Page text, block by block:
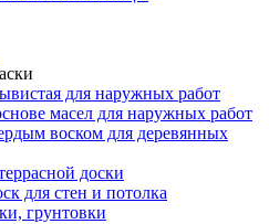
для наружных работ
масел для наружных работ
воском для деревянных
доски
для стен и потолка
грунтовки